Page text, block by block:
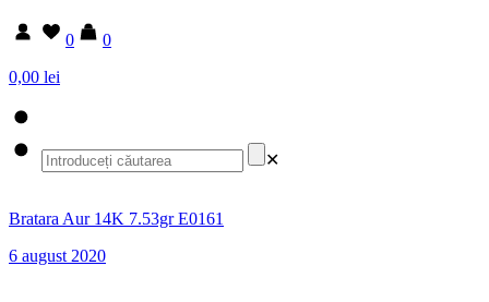
0
0
0,00 lei
✕
Bratara Aur 14K 7.53gr E0161
6 august 2020